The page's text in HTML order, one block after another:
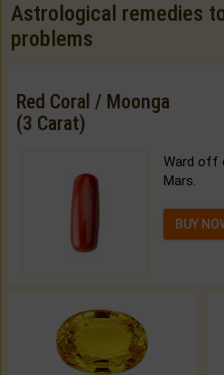
Astrological remedies
problems
Red Coral / Moonga
(3 Carat)
Ward off
Mars.
BUY